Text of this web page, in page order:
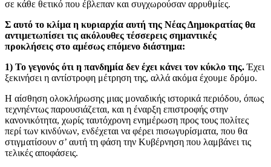
σε κάθε θετικό που έβλεπαν και συγχωρούσαν αρρυθμίες.
Σ αυτό το κλίμα η κυριαρχία αυτή της Νέας Δημοκρατίας θα
αντιμετωπίσει τις ακόλουθες τέσσερεις σημαντικές
προκλήσεις στο αμέσως επόμενο διάστημα:
1) Το γεγονός ότι η πανδημία δεν έχει κάνει τον κύκλο της.Έχει
ξεκινήσει η αντίστροφη μέτρηση της, αλλά ακόμα έχουμε δρόμο.
Η αίσθηση ολοκλήρωσης μιας μοναδικής ιστορικά περιόδου, όπως
τεχνηέντως παρουσιάζεται, και η έναρξη επιστροφής στην
κανονικότητα, χωρίς ταυτόχρονη ενημέρωση προς τους πολίτες
περί των κινδύνων, ενδέχεται να φέρει πισωγυρίσματα, που θα
στιγματίσουν σ’ αυτή τη φάση την Κυβέρνηση που λαμβάνει τις
τελικές αποφάσεις.